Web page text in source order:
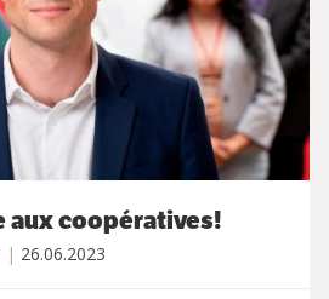
aux coopératives!
26.06.2023